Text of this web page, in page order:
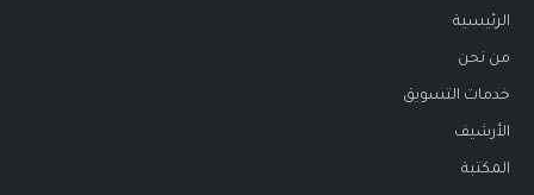
الرئيسية
من نحن
خدمات التسويق
الأرشيف
المكتبة